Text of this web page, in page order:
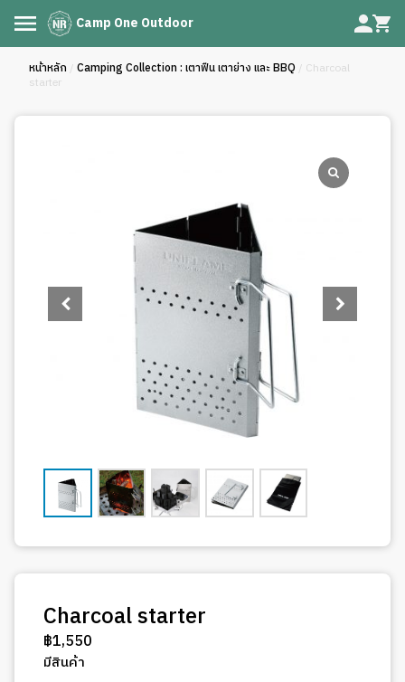
Camp One Outdoor
หน้าหลัก / Camping Collection : เตาฟืน เตาย่าง และ BBQ / Charcoal
starter
Charcoal starter
฿1,550
มีสินค้า